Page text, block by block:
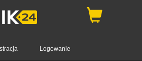
Logowanie